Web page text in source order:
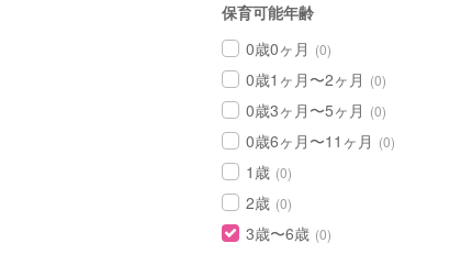
保育可能年齢
0歳0ヶ月 (0)
0歳1ヶ月〜2ヶ月 (0)
0歳3ヶ月〜5ヶ月 (0)
0歳6ヶ月〜11ヶ月 (0)
1歳 (0)
2歳 (0)
3歳〜6歳 (0)